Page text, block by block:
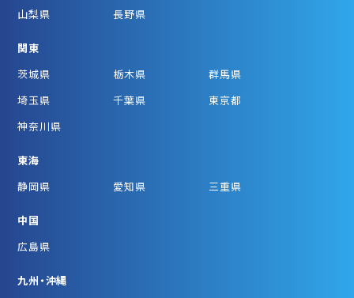
山梨県
長野県
関東
茨城県
栃木県
群馬県
埼玉県
千葉県
東京都
神奈川県
東海
静岡県
愛知県 三重県
中国
広島県
九州・沖縄